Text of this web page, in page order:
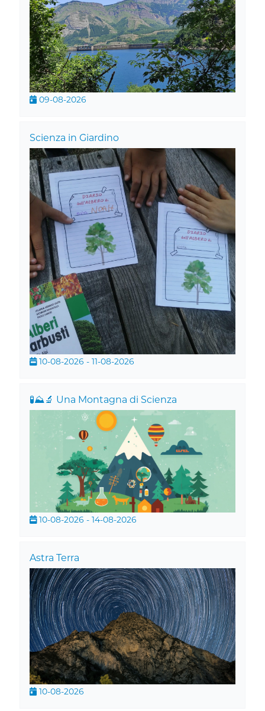
09-08-2026
Scienza in Giardino
10-08-2026 - 11-08-2026
🧪⛰️🔬 Una Montagna di Scienza
10-08-2026 - 14-08-2026
Astra Terra
10-08-2026